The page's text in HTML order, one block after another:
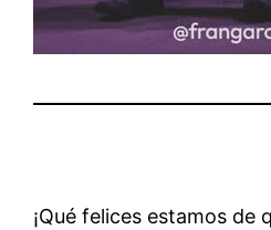
¡Qué felices estamos de